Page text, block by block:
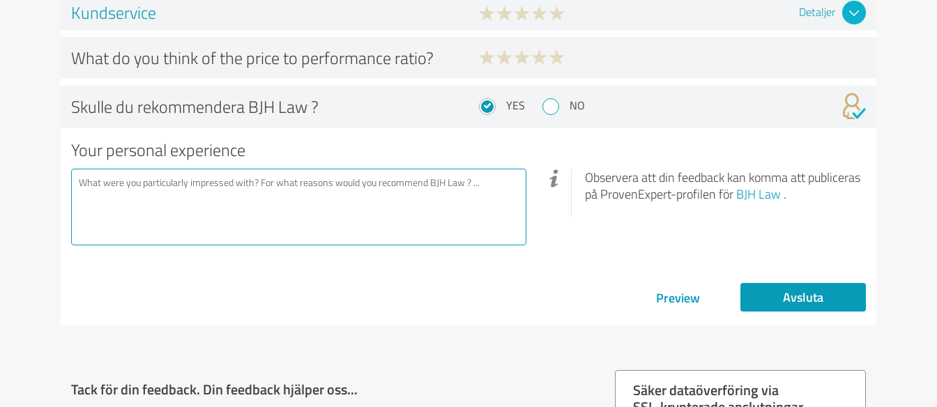
Kundservice Detaljer
What do you think of the price to performance ratio?
Skulle du rekommendera BJH Law ? YES NO
Your personal experience
Observera att din feedback kan komma att publiceras
på ProvenExpert-profilen för BJH Law .
Preview Avsluta
Tack för din feedback. Din feedback hjälper oss...
Säker dataöverföring via